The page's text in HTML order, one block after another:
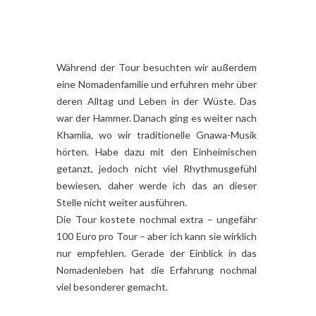
Während der Tour besuchten wir außerdem
eine Nomadenfamilie und erfuhren mehr über
deren Alltag und Leben in der Wüste. Das
war der Hammer. Danach ging es weiter nach
Khamlia, wo wir traditionelle Gnawa-Musik
hörten. Habe dazu mit den Einheimischen
getanzt, jedoch nicht viel Rhythmusgefühl
bewiesen, daher werde ich das an dieser
Stelle nicht weiter ausführen.
Die Tour kostete nochmal extra – ungefähr
100 Euro pro Tour – aber ich kann sie wirklich
nur empfehlen. Gerade der Einblick in das
Nomadenleben hat die Erfahrung nochmal
viel besonderer gemacht.